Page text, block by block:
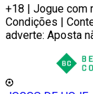
+18 | Jogue com
Condições |
adverte: Aposta